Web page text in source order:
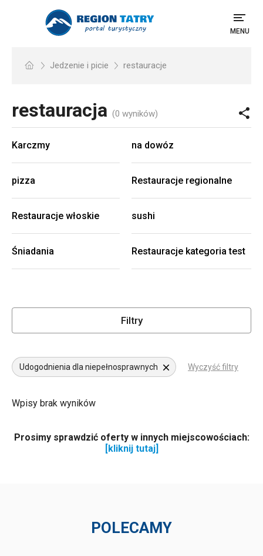
MENU
Jedzenie i picie restauracje
restauracja (0 wyników)
Karczmy na dowóz
pizza Restauracje regionalne
Restauracje włoskie sushi
Śniadania Restauracje kategoria test
Filtry
Udogodnienia dla niepełnosprawnych Wyczyść filtry
Wpisy brak wyników
Prosimy sprawdzić oferty w innych miejscowościach:
[kliknij tutaj]
POLECAMY